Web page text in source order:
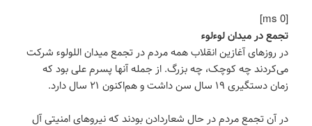
[ms 0]
تجمع در میدان لوءلوء
در روزهای آغازین انقلاب همه مردم در تجمع میدان اللولوء شرکت
می‌کردند چه کوچک، چه بزرگ. از جمله آنها پسرم علی بود که
زمان دستگیری ۱۹ سال سن داشت و هم‌اکنون ۲۱ سال دارد.
در آن تجمع مردم در حال شعاردادن بودند که نیروهای امنیتی آل